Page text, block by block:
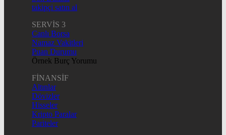
takipçi satın al
SERVİS 3
Canlı Borsa
Namaz Vakitleri
Puan Durumu
Örnek Burç Yorumu
FİNANSİF
Altınlar
Dövizler
Hisseler
Kripto Paralar
Pariteler